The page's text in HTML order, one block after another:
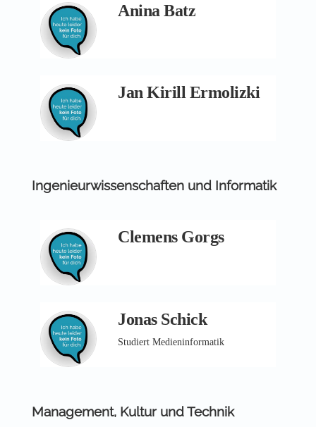
Anina Batz
Jan Kirill Ermolizki
Ingenieurwissenschaften und Informatik
Clemens Gorgs
Jonas Schick
Studiert Medieninformatik
Management, Kultur und Technik